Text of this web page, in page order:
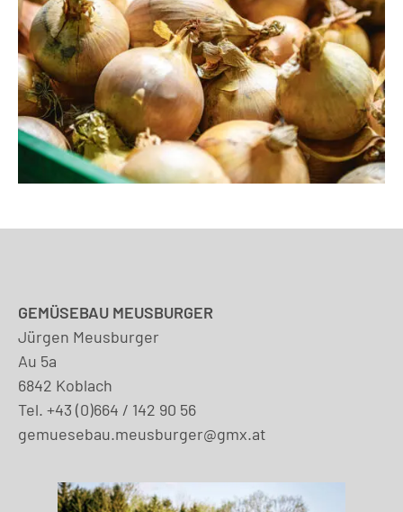
GEMÜSEBAU MEUSBURGER
Jürgen Meusburger
Au 5a
6842 Koblach
Tel. +43 (0)664 / 142 90 56
gemuesebau.meusburger@gmx.at